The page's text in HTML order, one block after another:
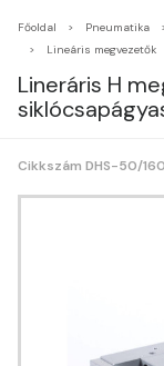
Főoldal Pneumatika
Lineáris megvezetők
Lineráris H
Cikkszám DHS-50/160